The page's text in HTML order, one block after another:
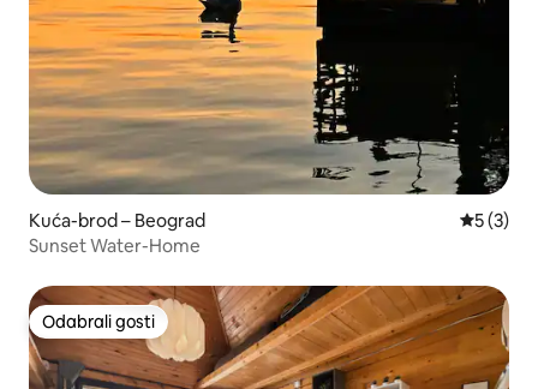
Kuća-brod – Beograd
5 (3)
Sunset Water-Home
Odabrali gosti
Odabrali gosti